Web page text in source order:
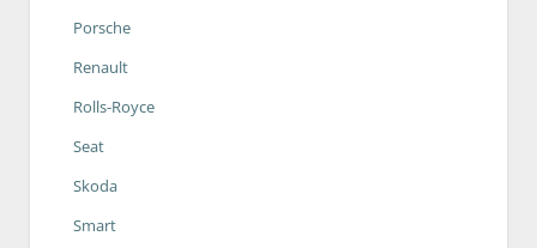
Porsche
Renault
Rolls-Royce
Seat
Skoda
Smart